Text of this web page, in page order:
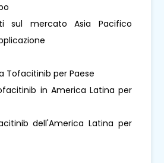
sul mercato Asia Pacifico
Tofacitinib per Paese
in America Latina per
dell'America Latina per